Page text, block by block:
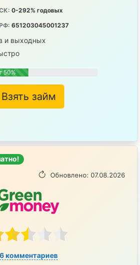
0-292% годовых
651203045001237
и выходных
50%
Взять займ
Обновлено: 07.08.2026
6 комментариев